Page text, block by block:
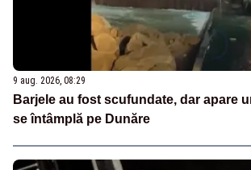
9 aug. 2026, 08:29
Barjele au fost scufundate, dar apare
se întâmplă pe Dunăre